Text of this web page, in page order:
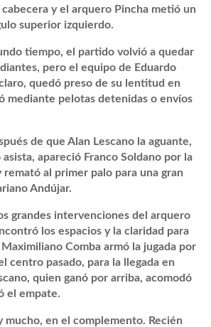
cabecera y el arquero Pincha metió un
superior izquierdo.
tiempo, el partido volvió a quedar
pero el equipo de Eduardo
quedó preso de su lentitud en
mediante pelotas detenidas o envíos
de que Alan Lescano la aguante,
asista, apareció Franco Soldano por la
al primer palo para una gran
Andújar.
grandes intervenciones del arquero
los espacios y la claridad para
Maximiliano Comba armó la jugada por
centro pasado, para la llegada en
quien ganó por arriba, acomodó
el empate.
mucho, en el complemento. Recién